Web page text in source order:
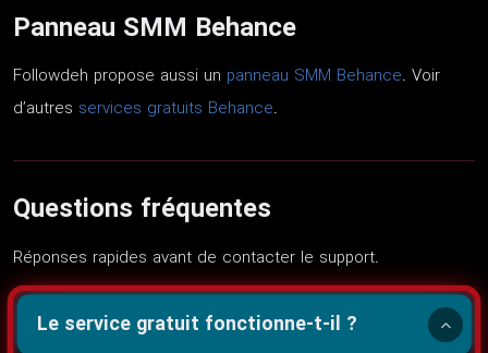
Panneau SMM Behance
Followdeh propose aussi un panneau SMM Behance. Voir
d’autres services gratuits Behance.
Questions fréquentes
Réponses rapides avant de contacter le support.
Le service gratuit fonctionne-t-il ?